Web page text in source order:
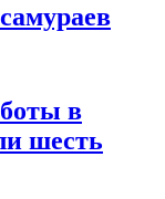
в
шесть